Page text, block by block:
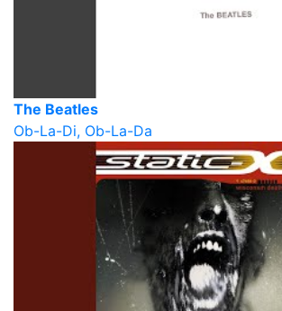
The Beatles
Ob-La-Di, Ob-La-Da